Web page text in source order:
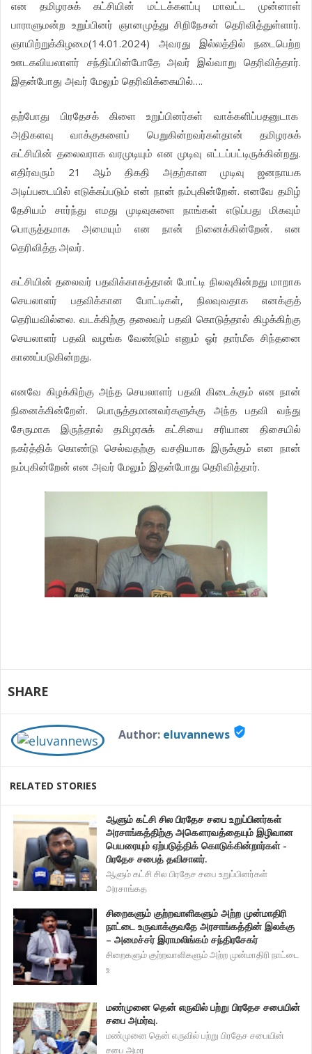
என தமிழரசுக் கட்சியின் மட்டக்களப்பு மாவட்ட
முன்னாள்
பாராளுமன்ற
உறுப்பினர் ஞானமுத்து சிறிநேசன் தெரிவித்துள்ளார்.
ஞாயிற்றுக்கிழமை(14.01.2024) அவரது இல்லத்தில்
நடைபெற்ற
ஊடகவியலாளர்
சந்திப்பின்போதே அவர் இவ்வாறு தெரிவித்தார்.
இதன்போது அவர் மேலும் தெரிவிக்கையில்….
தற்போது பிரதேசக் கிளை உறுப்பினர்கள்
வாக்களிப்பதனுடாக
அதிகளவு
வாக்குகளைப் பெறுகின்றவர்கள்தான்
தமிழரசுக்
கட்சியின் தலைவராக வரமுடியும் என முடிவு எட்டப்பட்டிருக்கின்றது.
எதிர்வரும் 21ஆம் திகதி அதற்கான முடிவு
ஜனநாயக
அடிப்படையில் எடுக்கப்படும் என் நான் நம்புகின்றேன்.எனவே தமிழ்
தேசியம்
சார்ந்து எமது முடிவுகளை நாங்கள் எடுப்பது
மிகவும்
பொருத்தமாக
அமையும் என நான் நினைக்கின்றேன்.
என
தெரிவித்த அவர்.
கட்சியின் தலைவர் பதவிக்காகத்தான் போட்டி நிலவுகின்றது மாறாக
செயலாளர்
பதவிக்கான போட்டிகள், நிலவுவதாக
எனக்குத்
தெரியவில்லை. வடக்கிற்கு தலைவர் பதவி கொடுத்தால் கிழக்கிற்கு
செயலாளர்
பதவி வழங்க வேண்டும் எனும் ஓர் தார்மீக சிந்தனை
காணப்படுகின்றது.
எனவே கிழக்கிற்கு அந்த செயலாளர் பதவி கிடைக்கும் என நான்
நினைக்கின்றேன். பொருத்தமானவர்களுக்கு அந்த பதவி
வந்து
சேருமாக
இருந்தால் தமிழரசுக் கட்சியை சரியான
திசையில்
நகர்த்திக் கொண்டு செல்வதற்கு வசதியாக இருக்கும் என
நான்
நம்புகின்றேன் என அவர் மேலும் இதன்போது தெரிவித்தார்.
SHARE
Author: eluvannews verified_user
RELATED STORIES
ஆளும் கட்சி சில பிரதேச சபை உறுப்பினர்கள்
அரசாங்கத்திற்கு அகௌரவத்தையும் இழிவான
பெயரையும் ஏற்படுத்திக் கொடுக்கின்றார்கள் -
பிரதேச சபைத் தவிசாளர்.
ஆளும் கட்சி சில பிரதேச சபை உறுப்பினர்கள்
அரசாங்கத
சிறைகளும் குற்றவாளிகளும் அற்ற முன்மாதிரி
நாட்டை உருவாக்குவதே அரசாங்கத்தின் இலக்கு
– அமைச்சர் இராமலிங்கம் சந்திரசேகர்
சிறைகளும் குற்றவாளிகளும் அற்ற முன்மாதிரி நாட்டை
உ
மண்முனை தென் எருவில் பற்று பிரதேச சபையின்
சபை அமர்வு.
மண்முனை தென் எருவில் பற்று பிரதேச சபையின்
சபை அமர